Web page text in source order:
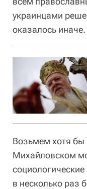
украинцами
оказалось иначе.
Возьмем хотя бы
Михайловском
в несколько раз